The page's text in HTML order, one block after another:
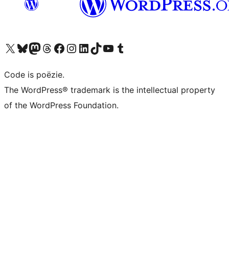
Bezoek ons X (voorheen Twitter) account
Bezoek ons Bluesky account
Bezoek ons Mastodon account
Bezoek ons Threads account
Onze Facebook pagina bezoeken
Bezoek ons Instagram account
Bezoek ons LinkedIn account
Bezoek ons TikTok account
Bezoek ons YouTube kanaalBezoek ons Tumblr account
Code is poëzie.
The WordPress® trademark is the intellectual property
of the WordPress Foundation.